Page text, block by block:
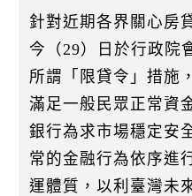
針對近期各界關心房
今（29）日於行政院
所謂「限貸令」措施
滿足一般民眾正常資
銀行為求市場穩定安
常的金融行為依序進
運體質，以利臺灣未